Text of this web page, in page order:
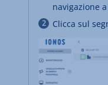
navigazione
Clicca sul